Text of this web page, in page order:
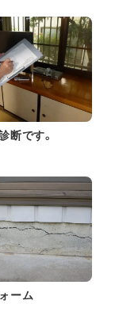
断です。
ーム